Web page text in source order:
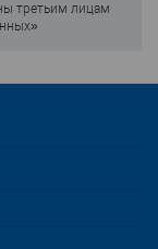
третьим лицам